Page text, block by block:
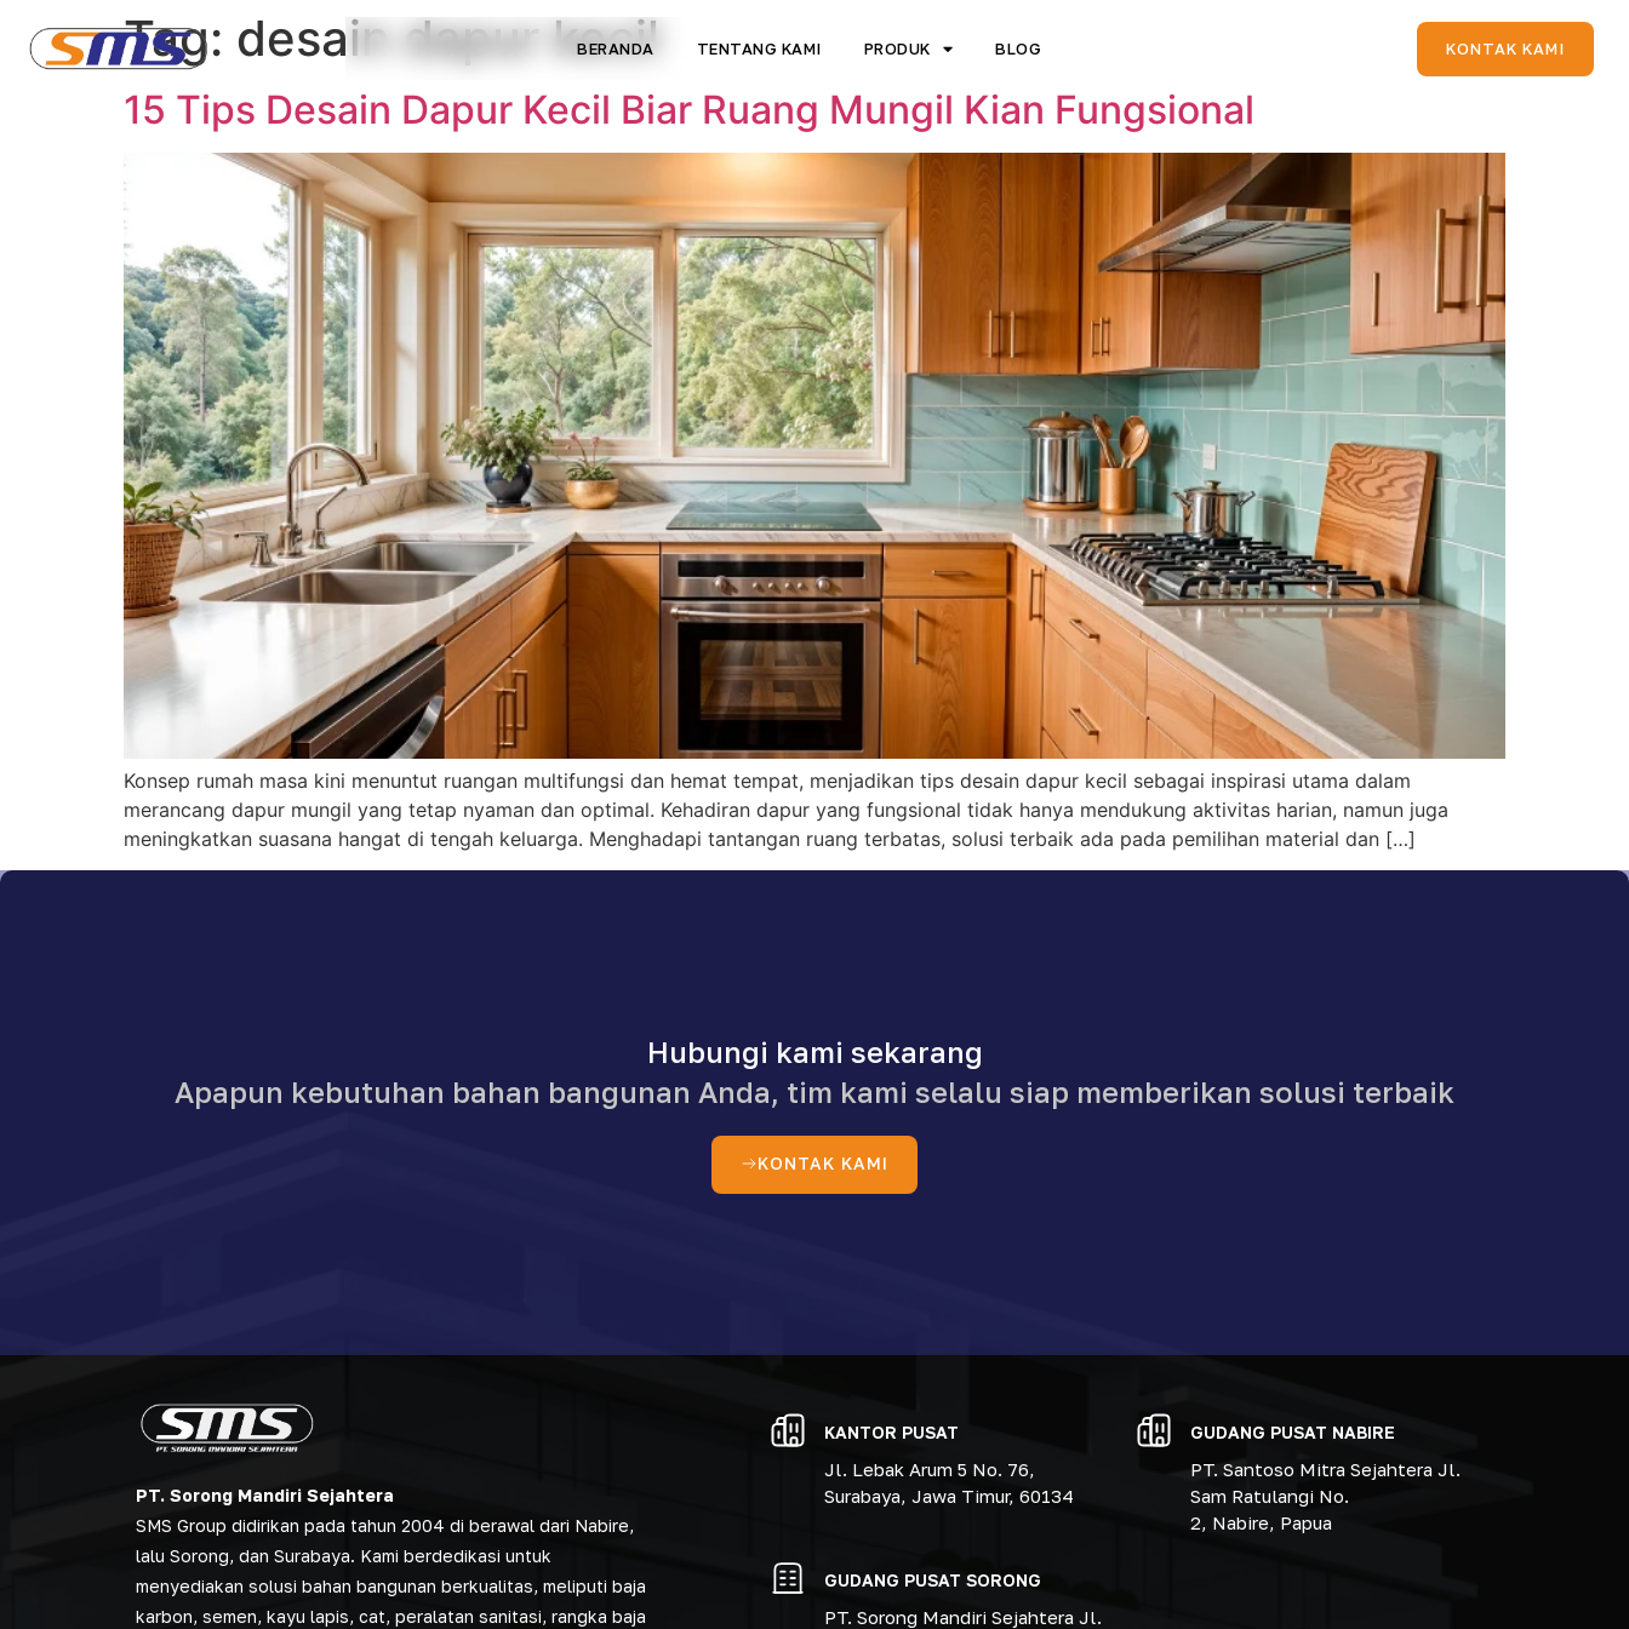
BERANDA TENTANG KAMI PRODUK BLOG KONTAK KAMI
Tag: desain dapur kecil
15 Tips Desain Dapur Kecil Biar Ruang Mungil Kian Fungsional
Konsep rumah masa kini menuntut ruangan multifungsi dan hemat tempat, menjadikan tips desain dapur kecil sebagai inspirasi utama dalam
merancang dapur mungil yang tetap nyaman dan optimal. Kehadiran dapur yang fungsional tidak hanya mendukung aktivitas harian, namun juga
meningkatkan suasana hangat di tengah keluarga. Menghadapi tantangan ruang terbatas, solusi terbaik ada pada pemilihan material dan […]
Hubungi kami sekarang
Apapun kebutuhan bahan bangunan Anda, tim kami selalu siap memberikan solusi terbaik
KONTAK KAMI
PT. Sorong Mandiri Sejahtera
SMS Group didirikan pada tahun 2004 di berawal dari Nabire,
lalu Sorong, dan Surabaya. Kami berdedikasi untuk
menyediakan solusi bahan bangunan berkualitas, meliputi baja
karbon, semen, kayu lapis, cat, peralatan sanitasi, rangka baja
KANTOR PUSAT
Jl. Lebak Arum 5 No. 76,
Surabaya, Jawa Timur, 60134
GUDANG PUSAT NABIRE
PT. Santoso Mitra Sejahtera Jl.
Sam Ratulangi No.
2, Nabire, Papua
GUDANG PUSAT SORONG
PT. Sorong Mandiri Sejahtera Jl.